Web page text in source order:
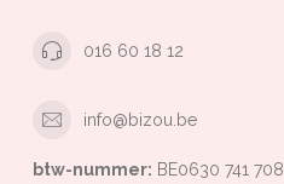
016 60 18 12
info@bizou.be
btw-nummer: BE0630 741 708